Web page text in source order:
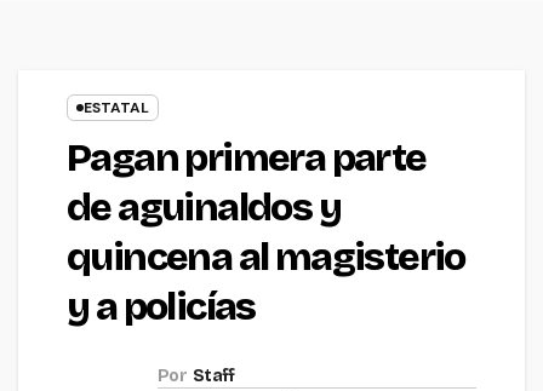
ESTATAL
Pagan primera parte
de aguinaldos y
quincena al magisterio
y a policías
Por Staff